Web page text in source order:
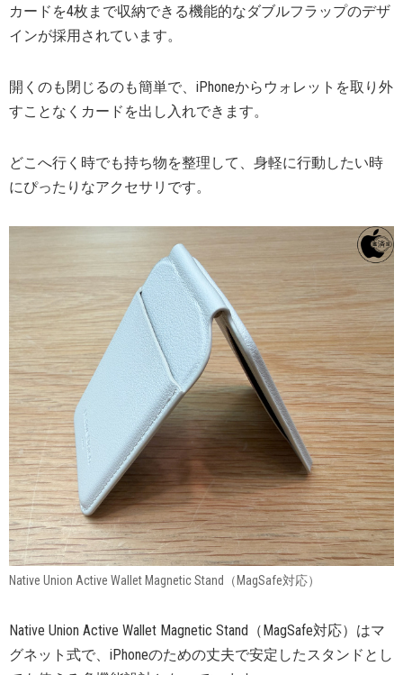
カードを4枚まで収納できる機能的なダブルフラップのデザ
インが採用されています。
開くのも閉じるのも簡単で、iPhoneからウォレットを取り外
すことなくカードを出し入れできます。
どこへ行く時でも持ち物を整理して、身軽に行動したい時
にぴったりなアクセサリです。
Native Union Active Wallet Magnetic Stand（MagSafe対応）
Native Union Active Wallet Magnetic Stand（MagSafe対応）はマ
グネット式で、iPhoneのための丈夫で安定したスタンドとし